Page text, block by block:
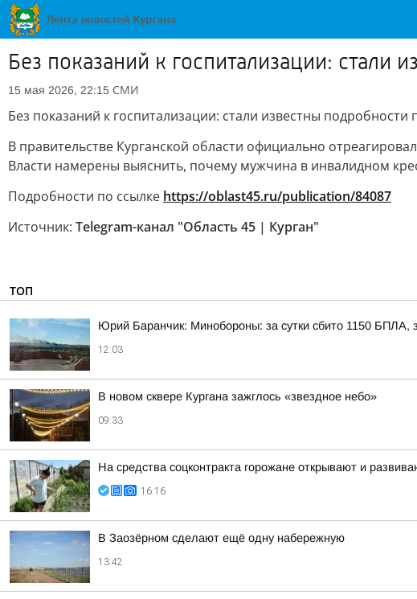
Без показаний к госпитализации:
15 мая 2026, 22:15 СМИ
Без показаний к госпитализации: стали известны
В правительстве Курганской области официально
Власти намерены выяснить, почему мужчина в инвалидном
Подробности по ссылке https://oblast45.ru/publication/84087
Источник: Telegram-канал "Область 45 | Курган"
ТОП
Юрий Баранчик: Минобороны: за сутки сбито 1150 БПЛА,
12:03
В новом сквере Кургана зажглось «звездное небо»
09:33
На средства соцконтракта горожане открывают и
16:16
В Заозёрном сделают ещё одну набережную
13:42